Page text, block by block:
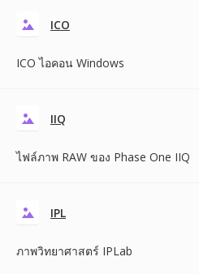
ICO
ICO ไอคอน Windows
IIQ
ไฟล์ภาพ RAW ของ Phase One IIQ
IPL
ภาพวิทยาศาสตร์ IPLab